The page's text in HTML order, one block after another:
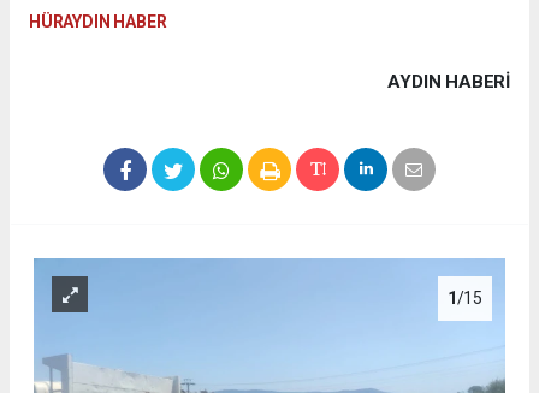
HÜRAYDIN HABER
AYDIN HABERİ
1/15